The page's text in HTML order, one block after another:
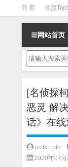
首 页 动漫
斗罗3 火影
网站首页
[名侦探
恶灵 解
话》在
mztkn pth
2020年07